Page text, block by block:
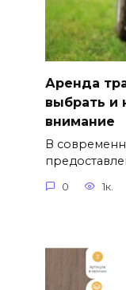
Аренда
выбрать и
внимание
В
0 1к.